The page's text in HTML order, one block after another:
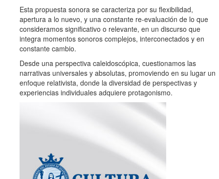
Esta propuesta sonora se caracteriza por su flexibilidad,
apertura a lo nuevo, y una constante re-evaluación de lo que
consideramos significativo o relevante, en un discurso que
integra momentos sonoros complejos, interconectados y en
constante cambio.
Desde una perspectiva caleidoscópica, cuestionamos las
narrativas universales y absolutas, promoviendo en su lugar un
enfoque relativista, donde la diversidad de perspectivas y
experiencias individuales adquiere protagonismo.